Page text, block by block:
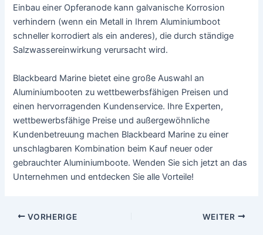
Einbau einer Opferanode kann galvanische Korrosion
verhindern (wenn ein Metall in Ihrem Aluminiumboot
schneller korrodiert als ein anderes), die durch ständige
Salzwassereinwirkung verursacht wird.
Blackbeard Marine bietet eine große Auswahl an
Aluminiumbooten zu wettbewerbsfähigen Preisen und
einen hervorragenden Kundenservice. Ihre Experten,
wettbewerbsfähige Preise und außergewöhnliche
Kundenbetreuung machen Blackbeard Marine zu einer
unschlagbaren Kombination beim Kauf neuer oder
gebrauchter Aluminiumboote. Wenden Sie sich jetzt an das
Unternehmen und entdecken Sie alle Vorteile!
Nach VORHERIGE WEITER